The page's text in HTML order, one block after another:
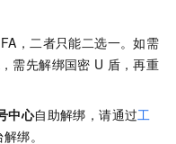
，二者只能二选一。如需
需先解绑国密 U 盾，再重
中心自助解绑，请通过工
绑。